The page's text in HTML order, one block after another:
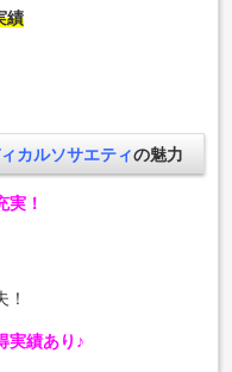
績
カルソサエティの魅力
実！
実績あり♪